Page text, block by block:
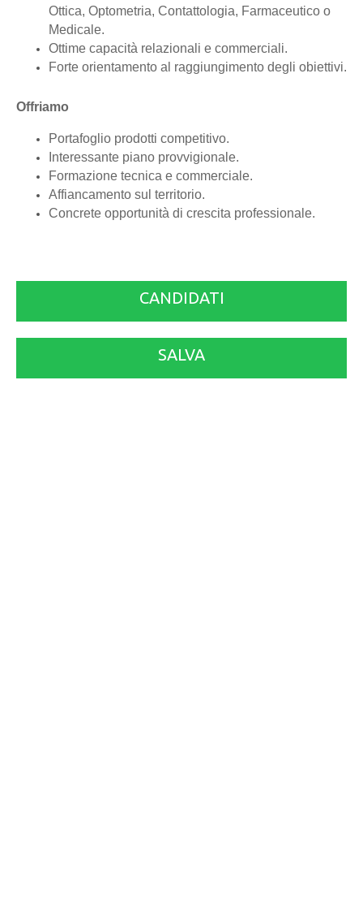
Ottica, Optometria, Contattologia, Farmaceutico o
Medicale.
Ottime capacità relazionali e commerciali.
Forte orientamento al raggiungimento degli obiettivi.
Offriamo
Portafoglio prodotti competitivo.
Interessante piano provvigionale.
Formazione tecnica e commerciale.
Affiancamento sul territorio.
Concrete opportunità di crescita professionale.
CANDIDATI
SALVA